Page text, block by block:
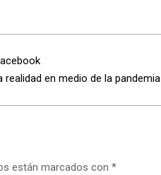
en medio de la pandemia
están marcados con *